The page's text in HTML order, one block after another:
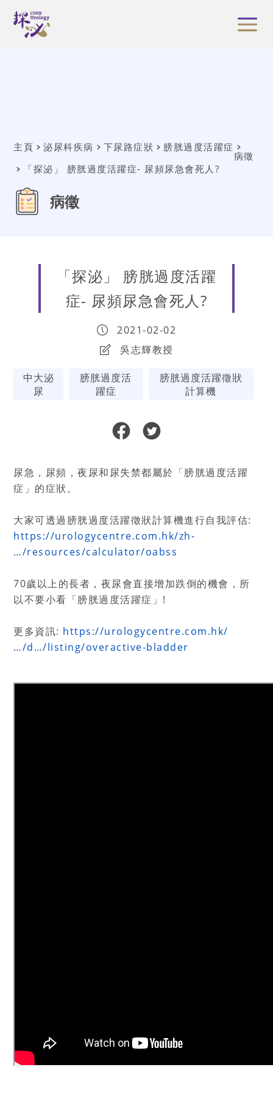
主頁 泌尿科疾病 下尿路症狀 膀胱過度活躍症
病徵
「探泌」 膀胱過度活躍症- 尿頻尿急會死人?
病徵
「探泌」 膀胱過度活躍
症- 尿頻尿急會死人?
2021-02-02
吳志輝教授
中大泌
尿
膀胱過度活
躍症
膀胱過度活躍徵狀
計算機
尿急，尿頻，夜尿和尿失禁都屬於「膀胱過度活躍
症」的症狀。
大家可透過膀胱過度活躍徵狀計算機進行自我評估:
https://urologycentre.com.hk/zh-
…/resources/calculator/oabss
70歲以上的長者，夜尿會直接增加跌倒的機會，所
以不要小看「膀胱過度活躍症」!
更多資訊: https://urologycentre.com.hk/
…/d…/listing/overactive-bladder